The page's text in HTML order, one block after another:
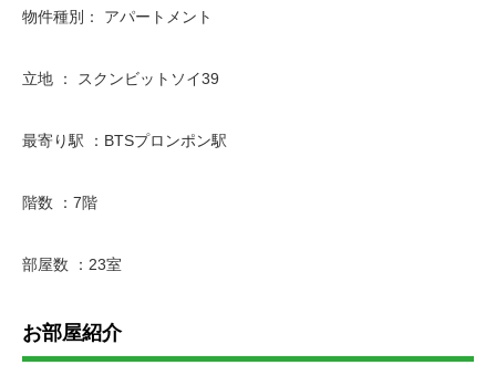
物件種別： アパートメント
立地 ： スクンビットソイ39
最寄り駅 ：BTSプロンポン駅
階数 ：7階
部屋数 ：23室
お部屋紹介